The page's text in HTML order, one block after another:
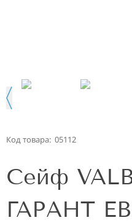
Код товара: 05112
Сейф
ГАРАНТ